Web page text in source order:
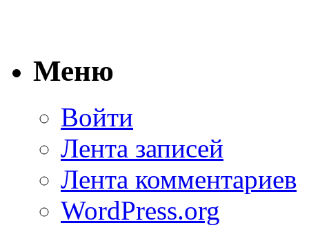
Меню
Войти
Лента записей
Лента комментариев
WordPress.org